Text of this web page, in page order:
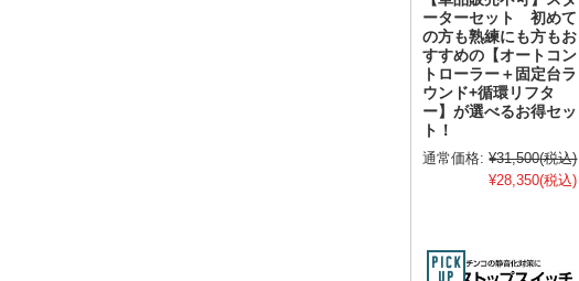
ーターセット 初めて
の方も熟練にも方もお
すすめの【オートコン
トローラー＋固定台ラ
ウンド+循環リフタ
ー】が選べるお得セッ
ト！
通常価格: ¥31,500(税込)
¥28,350(税込)